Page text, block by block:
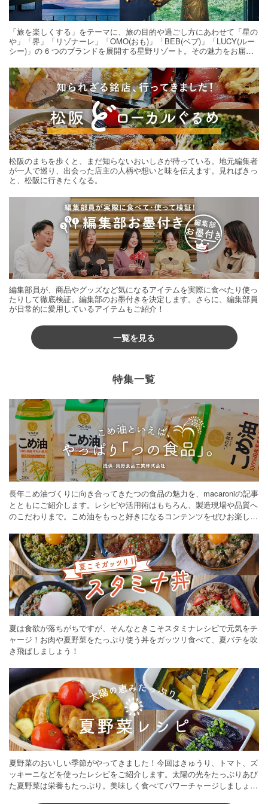
「旅を楽しくする」をテーマに、旅の目的や過ごし方にあわせて「星の
や」「界」「リゾナーレ」「OMO(おも)」「BEB(ベブ)」「LUCY(ルー
シー)」の 6 つのブランドを展開する星野リゾート。その魅力をお届け
松阪のまちを歩くと、まだ知らないおいしさが待っている。地元編集者
が一人で巡り、出会った店主の人柄や想いと味を伝えます。見ればきっ
と、松阪に行きたくなる。
編集部員が、商品やグッズなど気になるアイテムを実際に食べたり使っ
たりして徹底検証。編集部のお墨付きを決定します。さらに、編集部員
が日常的に愛用しているアイテムもご紹介！
一覧を見る
特集一覧
長年こめ油づくりに向き合ってきたつの食品の魅力を、macaroniの記事
とともにご紹介します。レシピや活用術はもちろん、製造現場や品質へ
のこだわりまで。こめ油をもっと好きになるコンテンツをぜひお楽しみ
夏は食欲が落ちがちですが、そんなときこそスタミナレシピで元気をチ
ャージ！お肉や夏野菜をたっぷり使う丼をガッツリ食べて、夏バテを吹
き飛ばしましょう！
夏野菜のおいしい季節がやってきました！今回はきゅうり、トマト、ズ
ッキーニなどを使ったレシピをご紹介します。太陽の光をたっぷりあび
た夏野菜は栄養もたっぷり。美味しく食べてパワーチャージしましょう